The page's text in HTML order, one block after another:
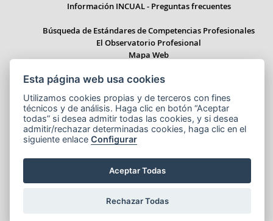
Información INCUAL - Preguntas frecuentes
Búsqueda de Estándares de Competencias Profesionales
El Observatorio Profesional
Mapa Web
Paseo del Prado 28, 1ª Planta - 28014 Madrid
Correo electrónico: informacion.incual@educacion.gob.es
Accesibilidad
NIPO:164-25-014-X
Esta página web usa cookies
Utilizamos cookies propias y de terceros con fines
técnicos y de análisis. Haga clic en botón “Aceptar
todas” si desea admitir todas las cookies, y si desea
admitir/rechazar determinadas cookies, haga clic en el
siguiente enlaceConfigurar
Aceptar Todas
Rechazar Todas